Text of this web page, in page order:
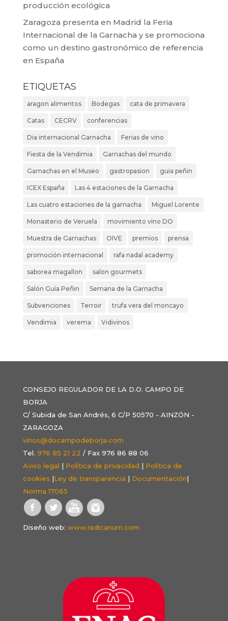
producción ecológica
Zaragoza presenta en Madrid la Feria
Internacional de la Garnacha y se promociona
como un destino gastronómico de referencia
en España
ETIQUETAS
aragon alimentos Bodegas cata de primavera
Catas CECRV conferencias
Dia internacional Garnacha Ferias de vino
Fiesta de la Vendimia Garnachas del mundo
Garnachas en el Museo gastropasion guia peñin
ICEX España Las 4 estaciones de la Garnacha
Las cuatro estaciones de la garnacha Miguel Lorente
Monasterio de Veruela movimiento vino DO
Muestra de Garnachas OIVE premios prensa
promoción internacional rafa nadal academy
saborea magallon salon gourmets
Salón Guía Peñin Semana de la Garnacha
Subvenciones Terroir trufa vera del moncayo
Vendimia verema Vidivinos
CONSEJO REGULADOR DE LA D.O. CAMPO DE
BORJA
C/ Subida de San Andrés, 6 C/P 50570 - AINZÓN -
ZARAGOZA
vinos@docampodeborja.com
Tel. 976 85 21 22 / Fax 976 86 88 06
Aviso legal | Política de privacidad | Política de
cookies |Ley de transparencia | Documentación|
Norma 17065
Diseño web: www.radicarium.com